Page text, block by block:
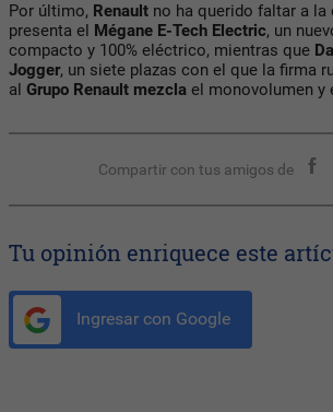
Por último, Renault no ha querido faltar a
presenta el Mégane E-Tech Electric, un
compacto y 100% eléctrico, mientras que
Jogger, un siete plazas con el que la firma
al Grupo Renault mezcla el monovolumen y
Compartir con tus amigos de
Tu opinión enriquece este
Ingresar con Google